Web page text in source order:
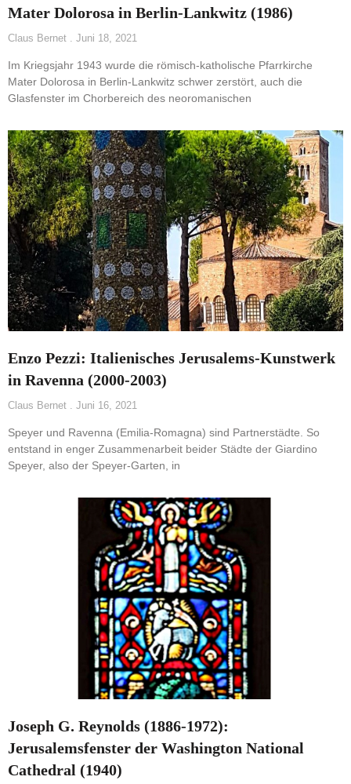
Mater Dolorosa in Berlin-Lankwitz (1986)
Claus Bernet Juni 18, 2021
Im Kriegsjahr 1943 wurde die römisch-katholische Pfarrkirche
Mater Dolorosa in Berlin-Lankwitz schwer zerstört, auch die
Glasfenster im Chorbereich des neoromanischen
Enzo Pezzi: Italienisches Jerusalems-Kunstwerk
in Ravenna (2000-2003)
Claus Bernet Juni 16, 2021
Speyer und Ravenna (Emilia-Romagna) sind Partnerstädte. So
entstand in enger Zusammenarbeit beider Städte der Giardino
Speyer, also der Speyer-Garten, in
Joseph G. Reynolds (1886-1972):
Jerusalemsfenster der Washington National
Cathedral (1940)